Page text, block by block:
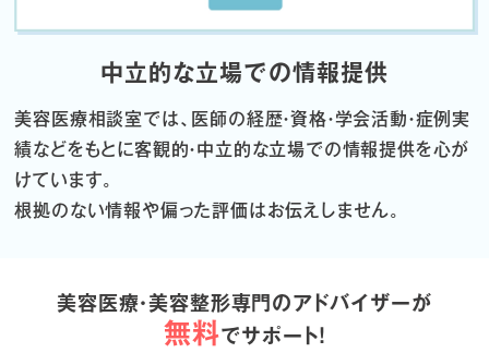
中立的な立場での情報提供
美容医療相談室では、医師の経歴・資格・学会活動・症例実
績などをもとに客観的・中立的な立場での情報提供を心が
けています。
根拠のない情報や偏った評価はお伝えしません。
美容医療・美容整形専門のアドバイザーが
無料でサポート！